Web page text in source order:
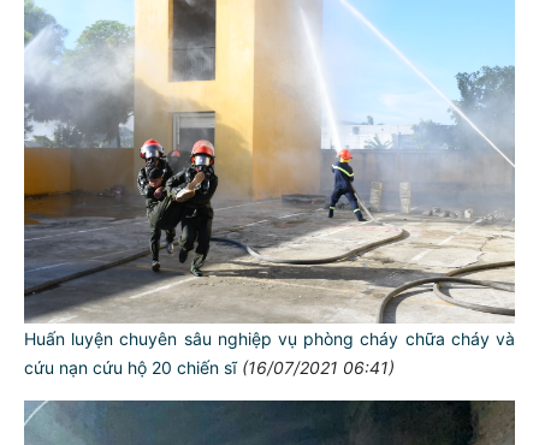
Huấn luyện chuyên sâu nghiệp vụ phòng cháy chữa cháy và
cứu nạn cứu hộ 20 chiến sĩ (16/07/2021 06:41)